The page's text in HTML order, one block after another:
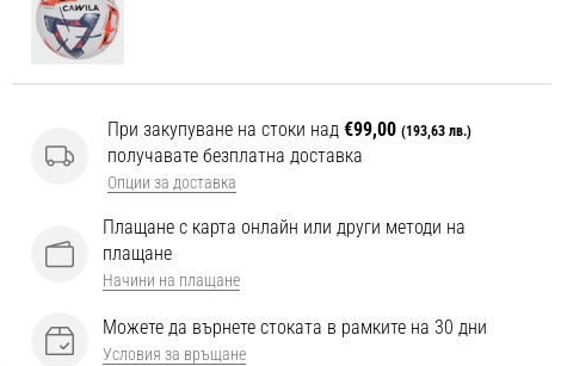
При закупуване на стоки над €99,00 (193,63 лв.)
получавате безплатна доставка
Опции за доставка
Плащане с карта онлайн или други методи на
плащане
Начини на плащане
Можете да върнете стоката в рамките на 30 дни
Условия за връщане